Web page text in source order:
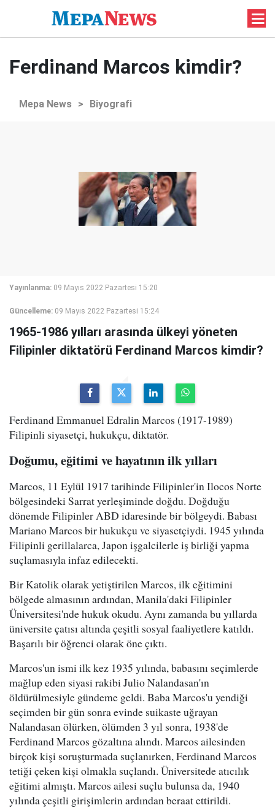
Ferdinand Marcos kimdir?
Mepa News > Biyografi
Yayınlanma: 09 Mayıs 2022 Pazartesi 15:20
Güncelleme: 09 Mayıs 2022 Pazartesi 15:24
1965-1986 yılları arasında ülkeyi yöneten
Filipinler diktatörü Ferdinand Marcos kimdir?
Ferdinand Emmanuel Edralin Marcos (1917-1989)
Filipinli siyasetçi, hukukçu, diktatör.
Doğumu, eğitimi ve hayatının ilk yılları
Marcos, 11 Eylül 1917 tarihinde Filipinler'in Ilocos Norte
bölgesindeki Sarrat yerleşiminde doğdu. Doğduğu
dönemde Filipinler ABD idaresinde bir bölgeydi. Babası
Mariano Marcos bir hukukçu ve siyasetçiydi. 1945 yılında
Filipinli gerillalarca, Japon işgalcilerle iş birliği yapma
suçlamasıyla infaz edilecekti.
Bir Katolik olarak yetiştirilen Marcos, ilk eğitimini
bölgede almasının ardından, Manila'daki Filipinler
Üniversitesi'nde hukuk okudu. Aynı zamanda bu yıllarda
üniversite çatısı altında çeşitli sosyal faaliyetlere katıldı.
Başarılı bir öğrenci olarak öne çıktı.
Marcos'un ismi ilk kez 1935 yılında, babasını seçimlerde
mağlup eden siyasi rakibi Julio Nalandasan'ın
öldürülmesiyle gündeme geldi. Baba Marcos'u yendiği
seçimden bir gün sonra evinde suikaste uğrayan
Nalandasan ölürken, ölümden 3 yıl sonra, 1938'de
Ferdinand Marcos gözaltına alındı. Marcos ailesinden
birçok kişi soruşturmada suçlanırken, Ferdinand Marcos
tetiği çeken kişi olmakla suçlandı. Üniversitede atıcılık
eğitimi almıştı. Marcos ailesi suçlu bulunsa da, 1940
yılında çeşitli girişimlerin ardından beraat ettirildi.